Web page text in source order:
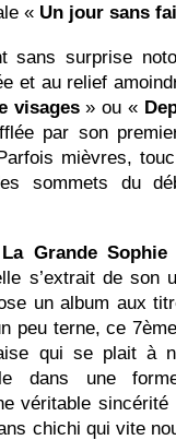
« Un jour sans
sans surprise
et au relief
visages» ou «
par son
mièvres,
sommets du
Grande Sophie
s’extrait de son
un album aux
peu terne, ce
qui se plait à
dans une
véritable
chichi qui vite